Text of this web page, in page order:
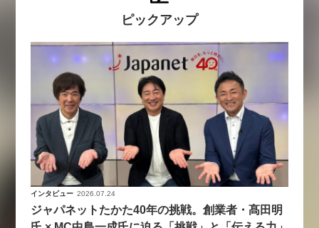
ピックアップ
インタビュー 2026.07.24
ジャパネットたかた40年の挑戦。創業者・髙田明